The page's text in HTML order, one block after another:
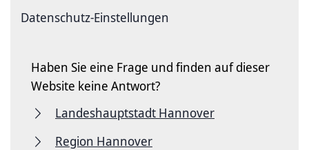
Datenschutz-Einstellungen
Haben Sie eine Frage und finden auf dieser
Website keine Antwort?
Landeshauptstadt Hannover
Region Hannover